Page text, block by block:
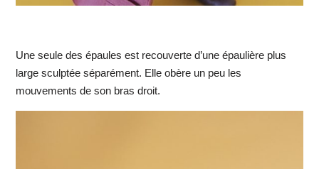
Une seule des épaules est recouverte d’une épaulière plus
large sculptée séparément. Elle obère un peu les
mouvements de son bras droit.